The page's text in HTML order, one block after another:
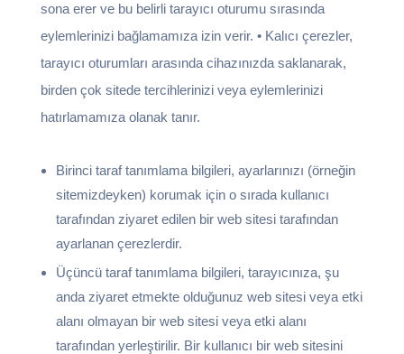
sona erer ve bu belirli tarayıcı oturumu sırasında
eylemlerinizi bağlamamıza izin verir. • Kalıcı çerezler,
tarayıcı oturumları arasında cihazınızda saklanarak,
birden çok sitede tercihlerinizi veya eylemlerinizi
hatırlamamıza olanak tanır.
Birinci taraf tanımlama bilgileri, ayarlarınızı (örneğin
sitemizdeyken) korumak için o sırada kullanıcı
tarafından ziyaret edilen bir web sitesi tarafından
ayarlanan çerezlerdir.
Üçüncü taraf tanımlama bilgileri, tarayıcınıza, şu
anda ziyaret etmekte olduğunuz web sitesi veya etki
alanı olmayan bir web sitesi veya etki alanı
tarafından yerleştirilir. Bir kullanıcı bir web sitesini